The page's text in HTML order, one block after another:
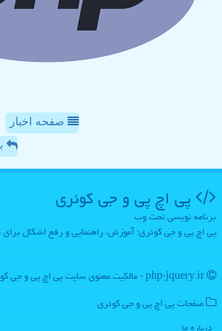
صفحه اخبار
پی اچ پی و جی كوئری
برنامه نویسی تحت وب
پی اچ پی و جی کوئری؛ آموزش، راهنمایی و رفع اشکال
صفحات پی اچ پی و جی كوئری
درباره ما